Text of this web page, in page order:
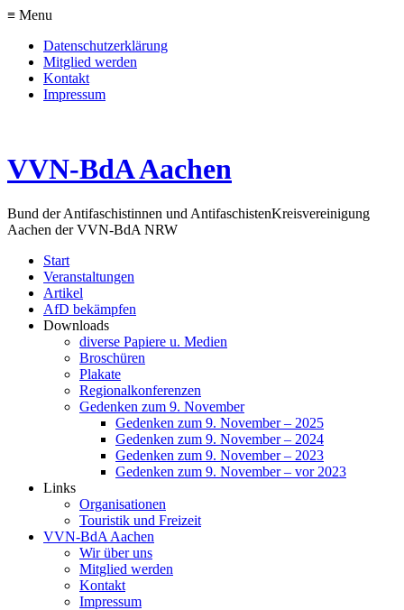
≡ Menu
Datenschutzerklärung
Mitglied werden
Kontakt
Impressum
VVN-BdA Aachen
Bund der Antifaschistinnen und AntifaschistenKreisvereinigung
Aachen der VVN-BdA NRW
Start
Veranstaltungen
Artikel
AfD bekämpfen
Downloads
diverse Papiere u. Medien
Broschüren
Plakate
Regionalkonferenzen
Gedenken zum 9. November
Gedenken zum 9. November – 2025
Gedenken zum 9. November – 2024
Gedenken zum 9. November – 2023
Gedenken zum 9. November – vor 2023
Links
Organisationen
Touristik und Freizeit
VVN-BdA Aachen
Wir über uns
Mitglied werden
Kontakt
Impressum